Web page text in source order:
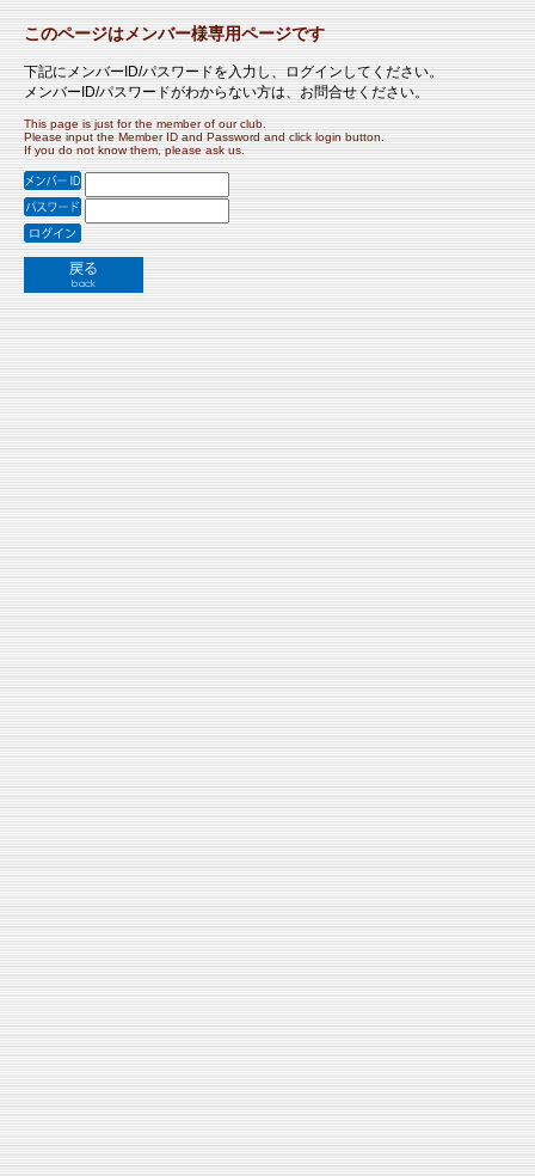
このページはメンバー様専用ページです
下記にメンバーID/パスワードを入力し、ログインしてください。
メンバーID/パスワードがわからない方は、お問合せください。
This page is just for the member of our club.
Please input the Member ID and Password and click login button.
If you do not know them, please ask us.